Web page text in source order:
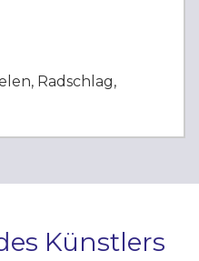
Radschlag,
Künstlers